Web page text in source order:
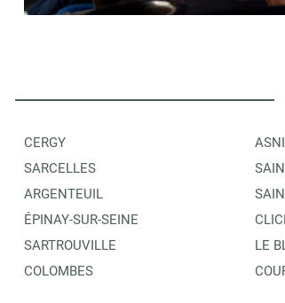
CERGY
SARCELLES
ARGENTEUIL
ÉPINAY-SUR-SEINE
SARTROUVILLE
COLOMBES
LE